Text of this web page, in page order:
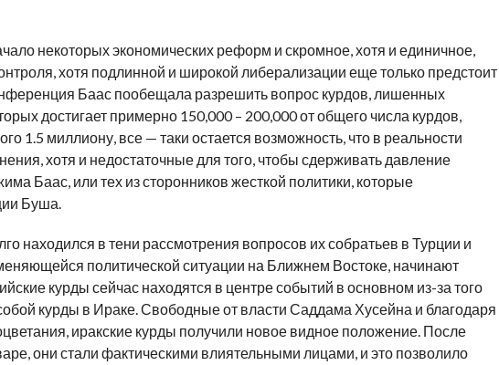
некоторых экономических реформ и скромное, хотя и единичное,
хотя подлинной и широкой либерализации еще только предстоит
Баас пообещала разрешить вопрос курдов, лишенных
достигает примерно 150,000 – 200,000 от общего числа курдов,
1.5 миллиону, все — таки остается возможность, что в реальности
хотя и недостаточные для того, чтобы сдерживать давление
Баас, или тех из сторонников жесткой политики, которые
Буша.
находился в тени рассмотрения вопросов их собратьев в Турции и
политической ситуации на Ближнем Востоке, начинают
курды сейчас находятся в центре событий в основном из-за того
курды в Ираке. Свободные от власти Саддама Хусейна и благодаря
иракские курды получили новое видное положение. После
они стали фактическими влиятельными лицами, и это позволило